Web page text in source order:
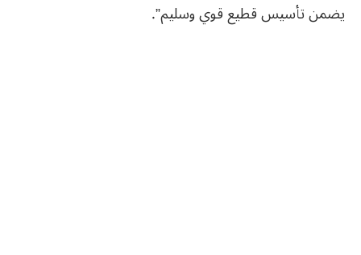
يضمن تأسيس قطيع قوي وسليم”.